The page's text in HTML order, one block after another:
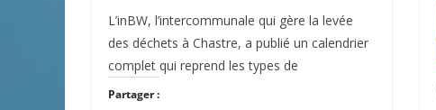
L’inBW, l’intercommunale qui gère la levée
des déchets à Chastre, a publié un calendrier
complet qui reprend les types de
Partager :